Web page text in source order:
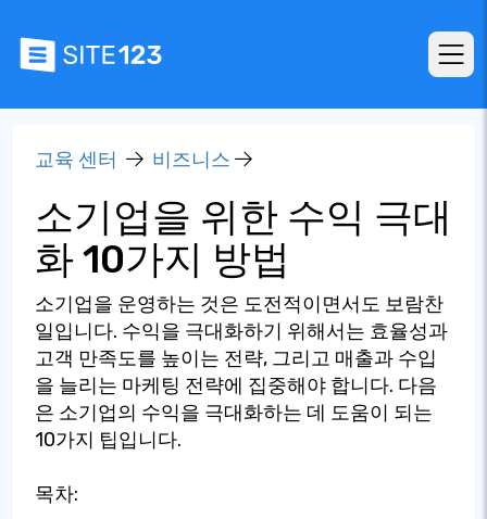
교육 센터 비즈니스
소기업을 위한 수익 극대
화 10가지 방법
소기업을 운영하는 것은 도전적이면서도 보람찬
일입니다. 수익을 극대화하기 위해서는 효율성과
고객 만족도를 높이는 전략, 그리고 매출과 수입
을 늘리는 마케팅 전략에 집중해야 합니다. 다음
은 소기업의 수익을 극대화하는 데 도움이 되는
10가지 팁입니다.
목차: